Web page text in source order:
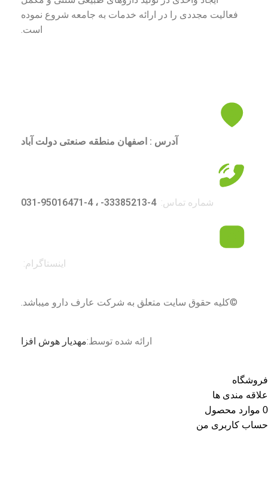
فعالیت مجددی را در ارائه خدمات به جامعه شروع نموده
است.
آدرس : اصفهان منطقه صنعتی دولت آباد
شماره تماس: 4-33385213- ، 4-95016471-031
اینستاگرام:
©کلیه حقوق سایت متعلق به شرکت عارف دارو میباشد.
ارائه شده توسط:مهدیار هوش افزا
فروشگاه
علاقه مندی ها
0 موارد محصول
حساب کاربری من